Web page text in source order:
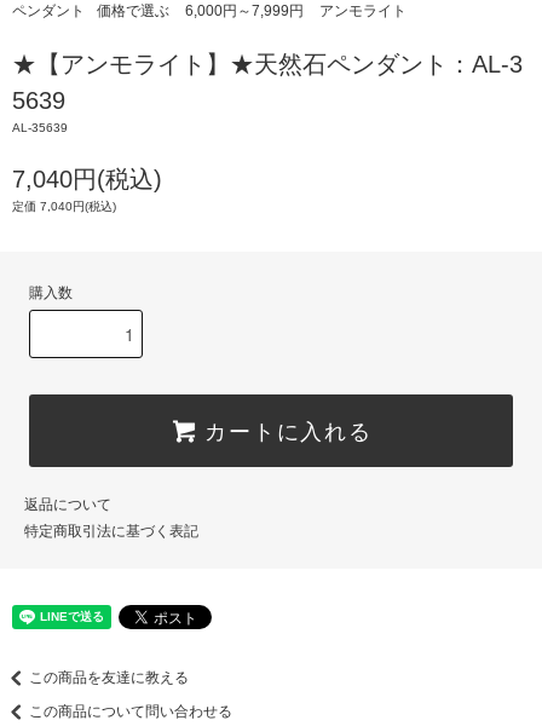
ペンダント 価格で選ぶ 6,000円～7,999円 アンモライト
★【アンモライト】★天然石ペンダント：AL-3
5639
AL-35639
7,040円(税込)
定価 7,040円(税込)
購入数
カートに入れる
返品について
特定商取引法に基づく表記
この商品を友達に教える
この商品について問い合わせる